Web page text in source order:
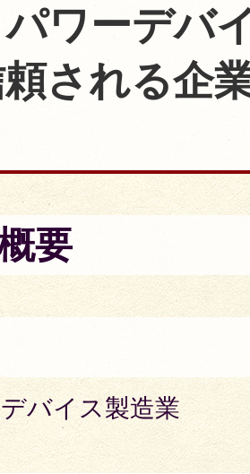
ワーデバ
される企
要
バイス製造業